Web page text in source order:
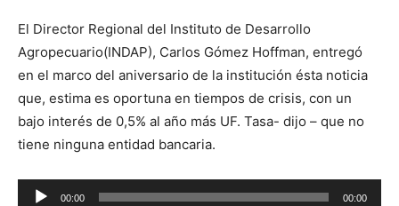
El Director Regional del Instituto de Desarrollo
Agropecuario(INDAP), Carlos Gómez Hoffman, entregó
en el marco del aniversario de la institución ésta noticia
que, estima es oportuna en tiempos de crisis, con un
bajo interés de 0,5% al año más UF. Tasa- dijo – que no
tiene ninguna entidad bancaria.
00:00 00:00